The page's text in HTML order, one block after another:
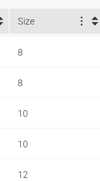
Size
8
8
10
10
12